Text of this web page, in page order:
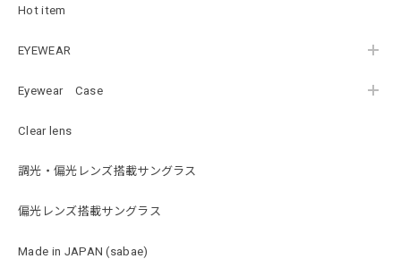
Hot item
EYEWEAR
Eyewear Case
Clear lens
調光・偏光レンズ搭載サングラス
偏光レンズ搭載サングラス
Made in JAPAN (sabae)